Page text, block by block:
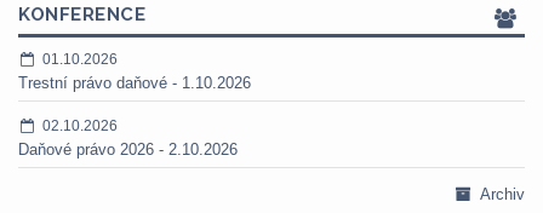
KONFERENCE
01.10.2026
Trestní právo daňové - 1.10.2026
02.10.2026
Daňové právo 2026 - 2.10.2026
Archiv